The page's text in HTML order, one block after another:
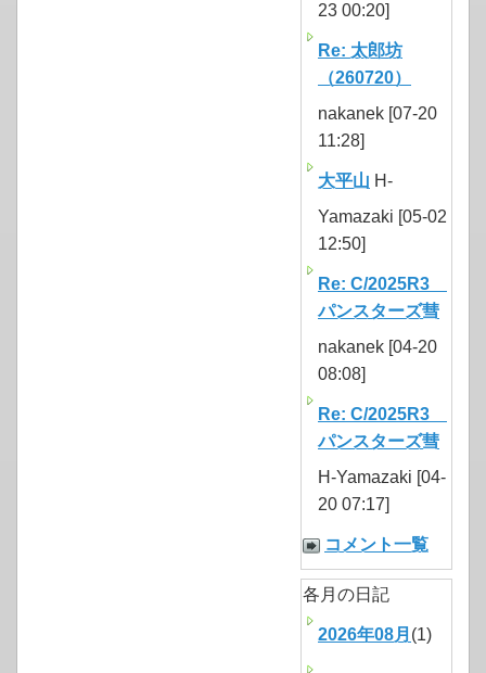
23 00:20]
Re: 太郎坊
（260720）
nakanek [07-20
11:28]
大平山 H-
Yamazaki [05-02
12:50]
Re: C/2025R3
パンスターズ彗
nakanek [04-20
08:08]
Re: C/2025R3
パンスターズ彗
H-Yamazaki [04-
20 07:17]
コメント一覧
各月の日記
2026年08月 (1)